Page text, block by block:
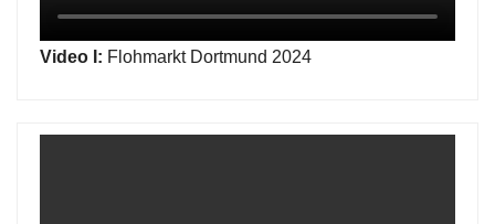
Video I: Flohmarkt Dortmund 2024